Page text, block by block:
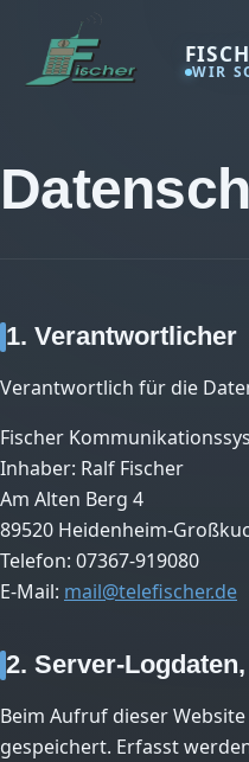
WIR
1. Verantwortlicher
Verantwortlich für die
Fischer
Inhaber: Ralf Fischer
Am Alten Berg 4
89520 Heidenheim-
Telefon: 07367-919080
E-Mail: mail@telefischer.de
2. Server-
Beim Aufruf dieser
gespeichert. Erfasst